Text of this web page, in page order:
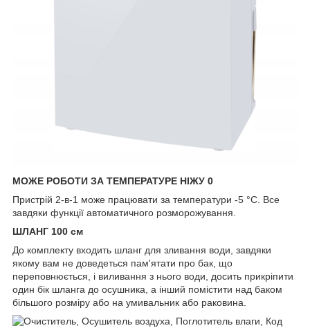
МОЖЕ РОБОТИ ЗА ТЕМПЕРАТУРЕ НІЖУ 0
Пристрій 2-в-1 може працювати за температури -5 °C. Все
завдяки функції автоматичного розморожування.
ШЛАНГ 100 см
До комплекту входить шланг для зливання води, завдяки
якому вам не доведеться пам'ятати про бак, що
переповнюється, і виливання з нього води, досить прикріпити
один бік шланга до осушника, а інший помістити над баком
більшого розміру або на умивальник або раковина.